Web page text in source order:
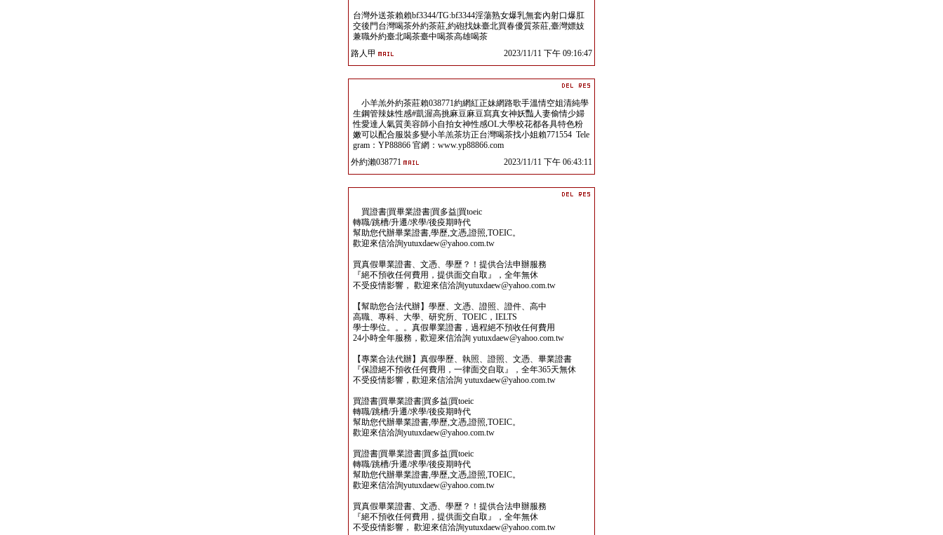
台灣外送茶賴賴bf3344/TG:bf3344淫蕩熟女爆乳無套內射口爆肛
交後門台灣喝茶外約茶莊,約砲找妹臺北買春優質茶莊,臺灣嫖妓
兼職外約臺北喝茶臺中喝茶高雄喝茶
路人甲
2023/11/11 下午 09:16:47
小羊羔外約茶莊賴038771約網紅正妹網路歌手溫情空姐清純學
生鋼管辣妹性感#凱渥高挑麻豆麻豆寫真女神妖豔人妻偷情少婦
性愛達人氣質美容師小自拍女神性感OL大學校花都各具特色粉
嫩可以配合服裝多變小羊羔茶坊正台灣喝茶找小姐賴771554 Tele
gram：YP88866 官網：www.yp88866.com
外約瀨038771
2023/11/11 下午 06:43:11
買證書|買畢業證書|買多益|買toeic
轉職/跳槽/升遷/求學/後疫期時代
幫助您代辦畢業證書,學歷,文憑,證照,TOEIC。
歡迎來信洽詢yutuxdaew@yahoo.com.tw
買真假畢業證書、文憑、學歷？！提供合法申辦服務
『絕不預收任何費用，提供面交自取』，全年無休
不受疫情影響， 歡迎來信洽詢yutuxdaew@yahoo.com.tw
【幫助您合法代辦】學歷、文憑、證照、證件、高中
高職、專科、大學、研究所、TOEIC，IELTS
學士學位。。。真假畢業證書，過程絕不預收任何費用
24小時全年服務，歡迎來信洽詢 yutuxdaew@yahoo.com.tw
【專業合法代辦】真假學歷、執照、證照、文憑、畢業證書
『保證絕不預收任何費用，一律面交自取』，全年365天無休
不受疫情影響，歡迎來信洽詢 yutuxdaew@yahoo.com.tw
買證書|買畢業證書|買多益|買toeic
轉職/跳槽/升遷/求學/後疫期時代
幫助您代辦畢業證書,學歷,文憑,證照,TOEIC。
歡迎來信洽詢yutuxdaew@yahoo.com.tw
買證書|買畢業證書|買多益|買toeic
轉職/跳槽/升遷/求學/後疫期時代
幫助您代辦畢業證書,學歷,文憑,證照,TOEIC。
歡迎來信洽詢yutuxdaew@yahoo.com.tw
買真假畢業證書、文憑、學歷？！提供合法申辦服務
『絕不預收任何費用，提供面交自取』，全年無休
不受疫情影響， 歡迎來信洽詢yutuxdaew@yahoo.com.tw